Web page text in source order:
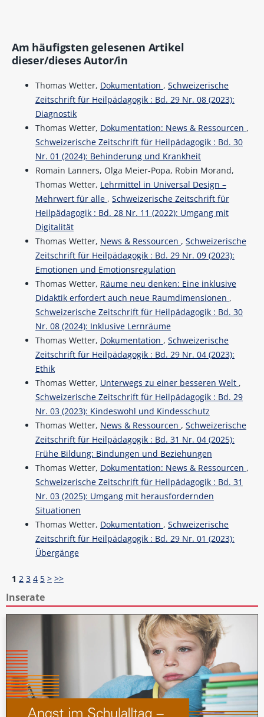
Am häufigsten gelesenen Artikel
dieser/dieses Autor/in
Thomas Wetter, Dokumentation , Schweizerische
Zeitschrift für Heilpädagogik : Bd. 29 Nr. 08 (2023):
Diagnostik
Thomas Wetter, Dokumentation: News & Ressourcen ,
Schweizerische Zeitschrift für Heilpädagogik : Bd. 30
Nr. 01 (2024): Behinderung und Krankheit
Romain Lanners, Olga Meier-Popa, Robin Morand,
Thomas Wetter, Lehrmittel in Universal Design –
Mehrwert für alle , Schweizerische Zeitschrift für
Heilpädagogik : Bd. 28 Nr. 11 (2022): Umgang mit
Digitalität
Thomas Wetter, News & Ressourcen , Schweizerische
Zeitschrift für Heilpädagogik : Bd. 29 Nr. 09 (2023):
Emotionen und Emotionsregulation
Thomas Wetter, Räume neu denken: Eine inklusive
Didaktik erfordert auch neue Raumdimensionen ,
Schweizerische Zeitschrift für Heilpädagogik : Bd. 30
Nr. 08 (2024): Inklusive Lernräume
Thomas Wetter, Dokumentation , Schweizerische
Zeitschrift für Heilpädagogik : Bd. 29 Nr. 04 (2023):
Ethik
Thomas Wetter, Unterwegs zu einer besseren Welt ,
Schweizerische Zeitschrift für Heilpädagogik : Bd. 29
Nr. 03 (2023): Kindeswohl und Kindesschutz
Thomas Wetter, News & Ressourcen , Schweizerische
Zeitschrift für Heilpädagogik : Bd. 31 Nr. 04 (2025):
Frühe Bildung: Bindungen und Beziehungen
Thomas Wetter, Dokumentation: News & Ressourcen ,
Schweizerische Zeitschrift für Heilpädagogik : Bd. 31
Nr. 03 (2025): Umgang mit herausfordernden
Situationen
Thomas Wetter, Dokumentation , Schweizerische
Zeitschrift für Heilpädagogik : Bd. 29 Nr. 01 (2023):
Übergänge
1 2 3 4 5 > >>
Inserate